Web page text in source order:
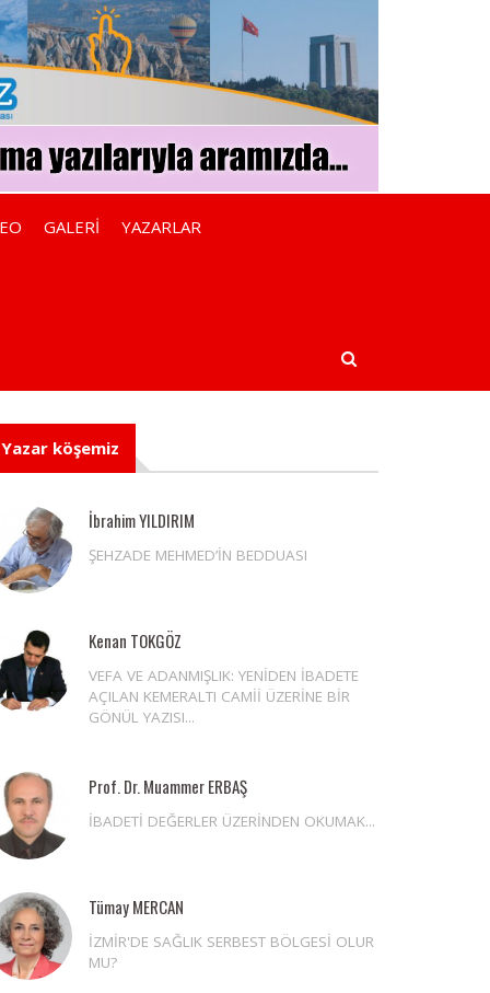
GALERİ YAZARLAR
Yazar köşemiz
İbrahim YILDIRIM
ŞEHZADE MEHMED’İN BEDDUASI
Kenan TOKGÖZ
VEFA VE ADANMIŞLIK: YENİDEN İBADETE
AÇILAN KEMERALTI CAMİİ ÜZERİNE BİR
GÖNÜL YAZISI...
Prof. Dr. Muammer ERBAŞ
İBADETİ DEĞERLER ÜZERİNDEN OKUMAK...
Tümay MERCAN
İZMİR'DE SAĞLIK SERBEST BÖLGESİ OLUR
MU?